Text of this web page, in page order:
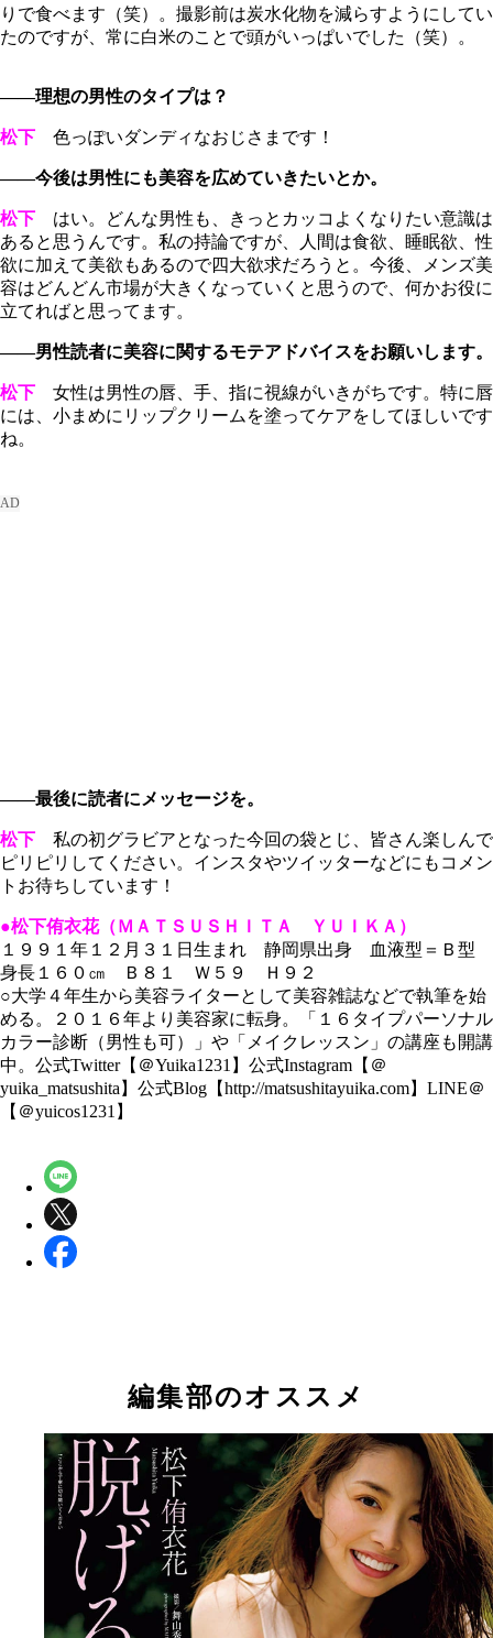
りで食べます（笑）。撮影前は炭水化物を減らすようにしてい
たのですが、常に白米のことで頭がいっぱいでした（笑）。
――理想の男性のタイプは？
松下 色っぽいダンディなおじさまです！
――今後は男性にも美容を広めていきたいとか。
松下 はい。どんな男性も、きっとカッコよくなりたい意識は
あると思うんです。私の持論ですが、人間は食欲、睡眠欲、性
欲に加えて美欲もあるので四大欲求だろうと。今後、メンズ美
容はどんどん市場が大きくなっていくと思うので、何かお役に
立てればと思ってます。
――男性読者に美容に関するモテアドバイスをお願いします。
松下 女性は男性の唇、手、指に視線がいきがちです。特に唇
には、小まめにリップクリームを塗ってケアをしてほしいです
ね。
――最後に読者にメッセージを。
松下 私の初グラビアとなった今回の袋とじ、皆さん楽しんで
ピリピリしてください。インスタやツイッターなどにもコメン
トお待ちしています！
●松下侑衣花（ＭＡＴＳＵＳＨＩＴＡ ＹＵＩＫＡ）
１９９１年１２月３１日生まれ 静岡県出身 血液型＝Ｂ型
身長１６０㎝ Ｂ８１ Ｗ５９ Ｈ９２
○大学４年生から美容ライターとして美容雑誌などで執筆を始
める。２０１６年より美容家に転身。「１６タイプパーソナル
カラー診断（男性も可）」や「メイクレッスン」の講座も開講
中。公式Twitter【＠Yuika1231】公式Instagram【＠
yuika_matsushita】公式Blog【http://matsushitayuika.com】LINE＠
【＠yuicos1231】
編集部のオススメ